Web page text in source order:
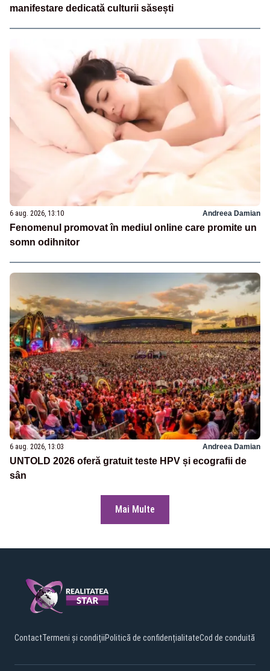
manifestare dedicată culturii săsești
6 aug. 2026, 13:10 Andreea Damian
Fenomenul promovat în mediul online care promite un
somn odihnitor
6 aug. 2026, 13:03 Andreea Damian
UNTOLD 2026 oferă gratuit teste HPV și ecografii de
sân
Mai Multe
ContactTermeni și condițiiPolitică de confidențialitateCod de conduită